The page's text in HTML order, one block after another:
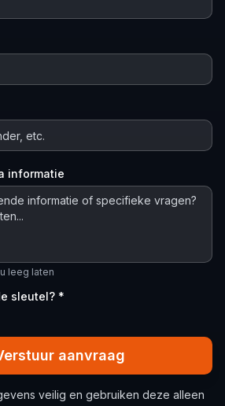
informatie
leeg laten
sleutel? *
aanvraag
veilig en gebruiken deze alleen